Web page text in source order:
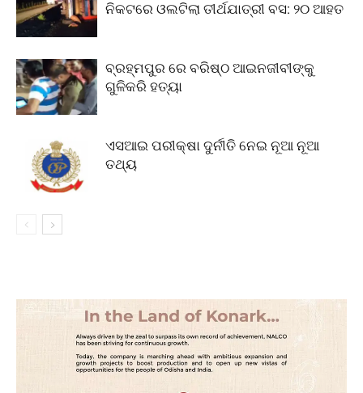
ନିକଟରେ ଓଲଟିଲା ତୀର୍ଥଯାତ୍ରୀ ବସ: ୨୦ ଆହତ
ବ୍ରହ୍ମପୁର ରେ ବରିଷ୍ଠ ଆଇନଜୀବୀଙ୍କୁ
ଗୁଳିକରି ହତ୍ୟା
ଏସଆଇ ପରୀକ୍ଷା ଦୁର୍ନୀତି ନେଇ ନୂଆ ନୂଆ
ତଥ୍ୟ